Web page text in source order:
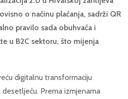
o načinu plaćanja, sadrži QR
pravilo sada obuhvaća i
u B2C sektoru, što mijenja
digitalnu transformaciju
Prema izmjenama